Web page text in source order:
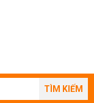
TÌM KIẾM